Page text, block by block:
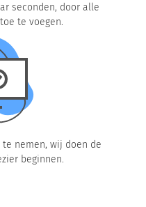
seconden, door alle
te voegen.
nemen, wij doen de
beginnen.